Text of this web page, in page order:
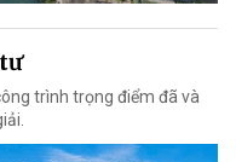
trình trọng điểm đã và